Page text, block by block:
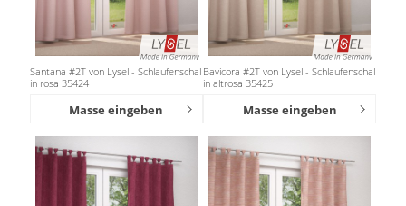
Santana #2T von Lysel - Schlaufenschal
in rosa 35424
Masse eingeben
Bavicora #2T von Lysel - Schlaufenschal
in altrosa 35425
Masse eingeben